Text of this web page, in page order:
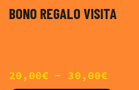
BONO REGALO VISITA
20,00€ - 30,00€